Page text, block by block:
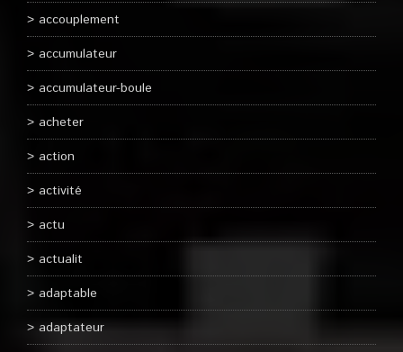
accouplement
accumulateur
accumulateur-boule
acheter
action
activité
actu
actualit
adaptable
adaptateur